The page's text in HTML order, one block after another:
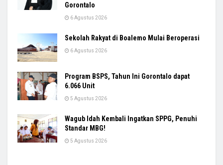
Gorontalo
6 Agustus 2026
Sekolah Rakyat di Boalemo Mulai Beroperasi
6 Agustus 2026
Program BSPS, Tahun Ini Gorontalo dapat
6.066 Unit
5 Agustus 2026
Wagub Idah Kembali Ingatkan SPPG, Penuhi
Standar MBG!
5 Agustus 2026